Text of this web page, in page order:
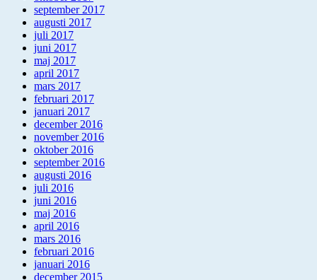
september 2017
augusti 2017
juli 2017
juni 2017
maj 2017
april 2017
mars 2017
februari 2017
januari 2017
december 2016
november 2016
oktober 2016
september 2016
augusti 2016
juli 2016
juni 2016
maj 2016
april 2016
mars 2016
februari 2016
januari 2016
december 2015